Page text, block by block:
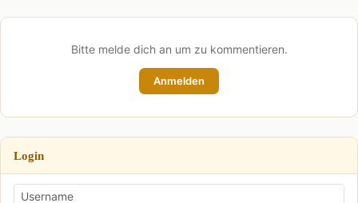
Bitte melde dich an um zu kommentieren.
Anmelden
Login